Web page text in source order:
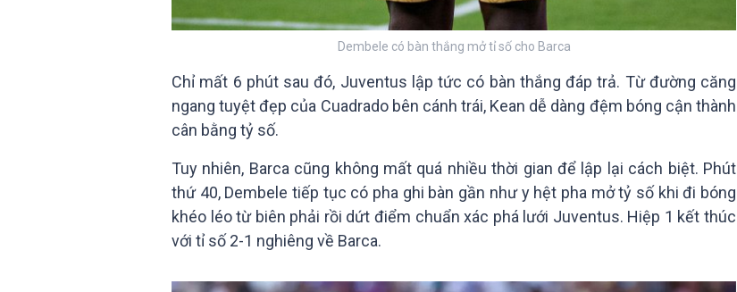
Dembele có bàn thắng mở tỉ số cho Barca
Chỉ mất 6 phút sau đó, Juventus lập tức có bàn thắng đáp trả. Từ đường căng
ngang tuyệt đẹp của Cuadrado bên cánh trái, Kean dễ dàng đệm bóng cận thành
cân bằng tỷ số.
Tuy nhiên, Barca cũng không mất quá nhiều thời gian để lập lại cách biệt. Phút
thứ 40, Dembele tiếp tục có pha ghi bàn gần như y hệt pha mở tỷ số khi đi bóng
khéo léo từ biên phải rồi dứt điểm chuẩn xác phá lưới Juventus. Hiệp 1 kết thúc
với tỉ số 2-1 nghiêng về Barca.